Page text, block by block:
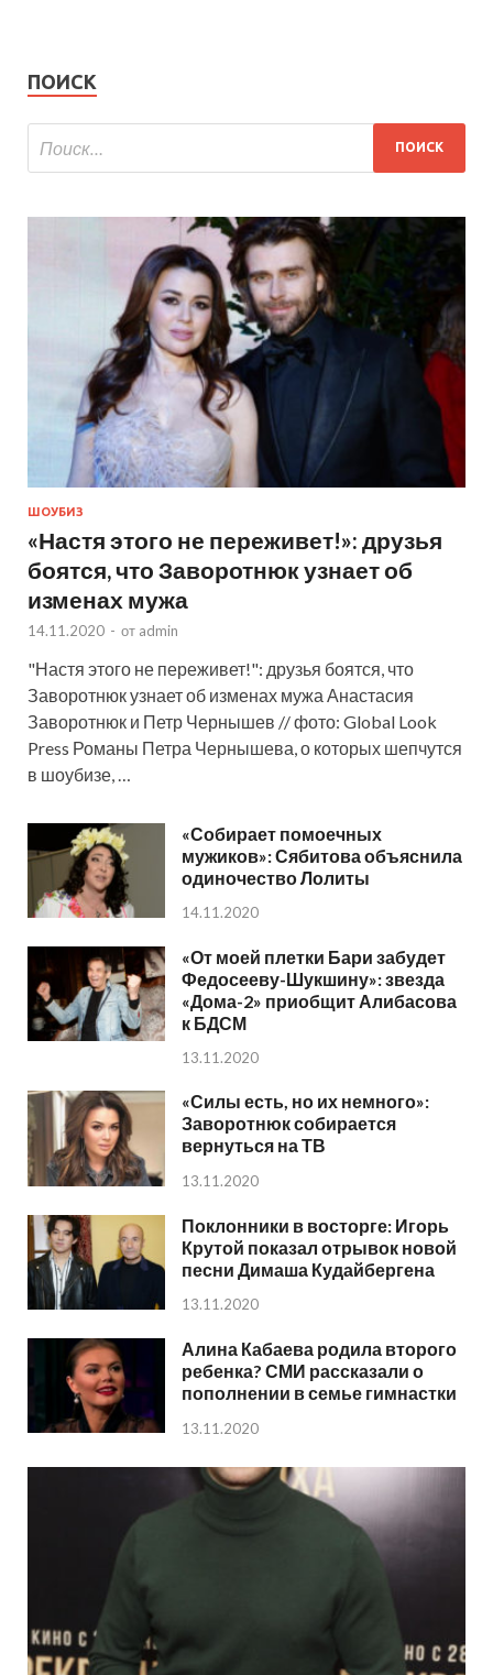
ПОИСК
ШОУБИЗ
«Настя этого не переживет!»: друзья
боятся, что Заворотнюк узнает об
изменах мужа
14.11.2020 - от admin
"Настя этого не переживет!": друзья боятся, что
Заворотнюк узнает об изменах мужа Анастасия
Заворотнюк и Петр Чернышев // фото: Global Look
Press Романы Петра Чернышева, о которых шепчутся
в шоубизе, …
«Собирает помоечных
мужиков»: Сябитова объяснила
одиночество Лолиты
14.11.2020
«От моей плетки Бари забудет
Федосееву-Шукшину»: звезда
«Дома-2» приобщит Алибасова
к БДСМ
13.11.2020
«Силы есть, но их немного»:
Заворотнюк собирается
вернуться на ТВ
13.11.2020
Поклонники в восторге: Игорь
Крутой показал отрывок новой
песни Димаша Кудайбергена
13.11.2020
Алина Кабаева родила второго
ребенка? СМИ рассказали о
пополнении в семье гимнастки
13.11.2020